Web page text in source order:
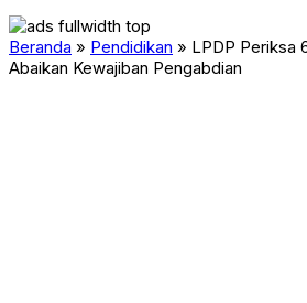
Beranda » Pendidikan » LPDP Periksa
Abaikan Kewajiban Pengabdian